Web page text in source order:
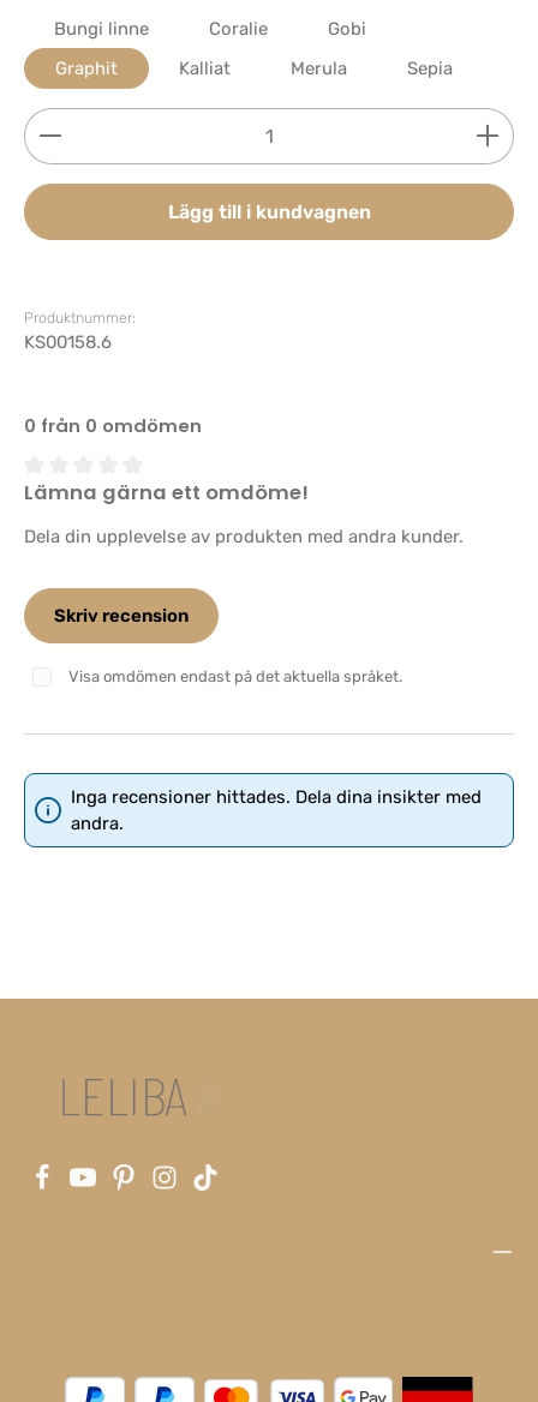
Bungi linne
Coralie
Gobi
Graphit
Kalliat Merula Sepia
Produktkvantitet: Ange önskat belopp eller
Lägg till i kundvagnen
Produktnummer:
KS00158.6
0 från 0 omdömen
Genomsnittligt betyg på 0 av 5 stjärnor
Lämna gärna ett omdöme!
Dela din upplevelse av produkten med andra kunder.
Skriv recension
Visa omdömen endast på det aktuella språket.
Inga recensioner hittades. Dela dina insikter med
andra.